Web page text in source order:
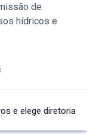
de
hídricos e